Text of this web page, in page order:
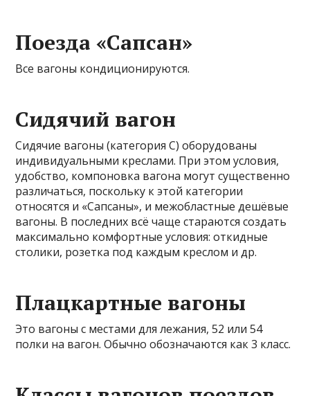
Поезда «Сапсан»
Все вагоны кондиционируются.
Сидячий вагон
Сидячие вагоны (категория С) оборудованы
индивидуальными креслами. При этом условия,
удобство, компоновка вагона могут существенно
различаться, поскольку к этой категории
относятся и «Сапсаны», и межобластные дешёвые
вагоны. В последних всё чаще стараются создать
максимально комфортные условия: откидные
столики, розетка под каждым креслом и др.
Плацкартные вагоны
Это вагоны с местами для лежания, 52 или 54
полки на вагон. Обычно обозначаются как 3 класс.